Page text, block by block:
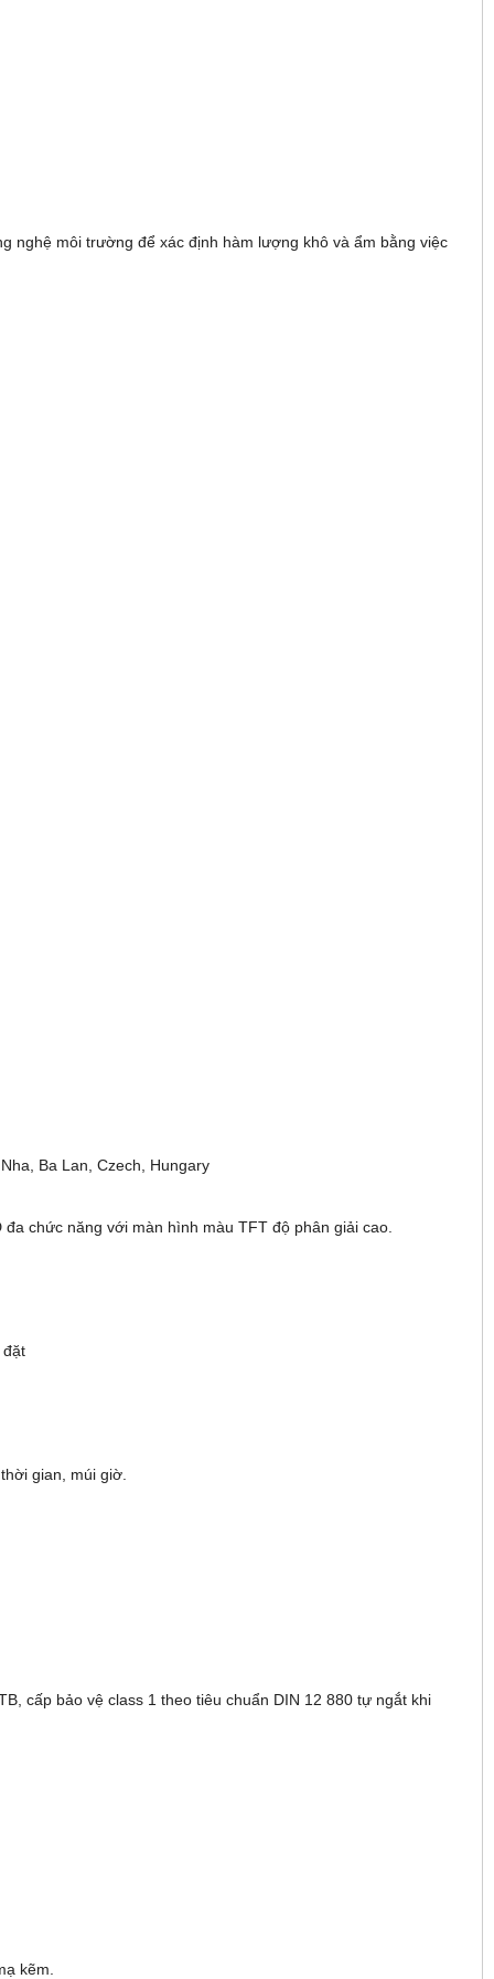
nghệ môi trường để xác định hàm lượng khô và ẩm bằng việc
Ba Lan, Czech, Hungary
chức năng với màn hình màu TFT độ phân giải cao.
đặt
gian, múi giờ.
cấp bảo vệ class 1 theo tiêu chuẩn DIN 12 880 tự ngắt khi
kẽm.